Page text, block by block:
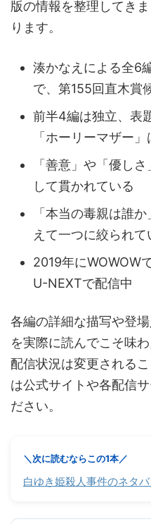
版の情報を整理してき
ります。
湊かなえによる全6
で、第155回直木賞
前半4編は独立、表
「ホーリーマザー
「善意」や「優し
して貫かれている
「本当の毒親は誰
えて一つに絞られて
2019年にWOWOW
U-NEXTで配信中
各編の詳細な描写や登
を実際に読んでこそ味
配信状況は変更される
は公式サイトや各配信
ださい。
＼次に読むならこの1本／
白ゆき姫殺人事件のネタ